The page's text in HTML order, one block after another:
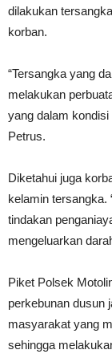
dilakukan
korban.
“Tersangka yang
melakukan
yang dalam
Petrus.
Diketahui juga
kelamin tersangka.
tindakan
mengeluarkan
Piket Polsek
perkebunan dusun
masyarakat yang
sehingga